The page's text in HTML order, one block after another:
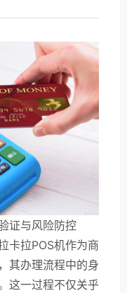
证与风险防控
卡拉POS机作为商
其办理流程中的身
这一过程不仅关乎